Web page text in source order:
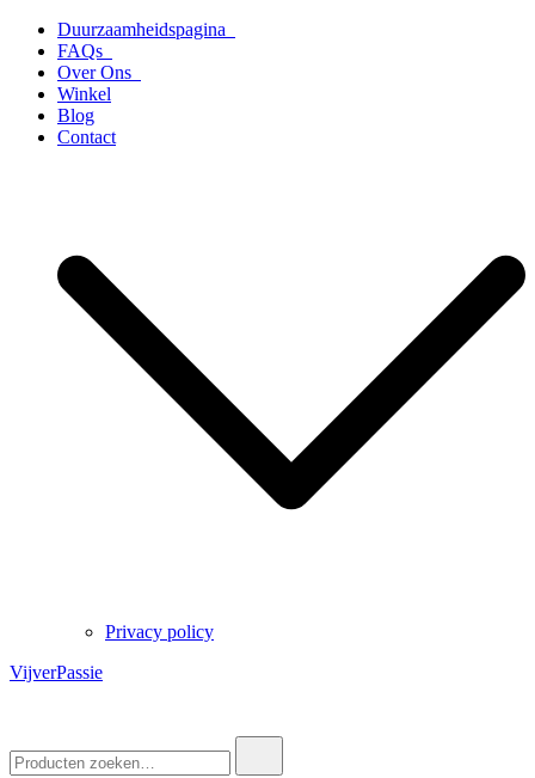
naar
inhoud
Duurzaamheidspagina
FAQs
Over Ons
Winkel
Blog
Contact
Privacy policy
VijverPassie
naar: